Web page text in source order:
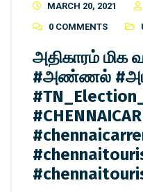
MARCH 20, 2021
0 COMMENTS
அதிகாரம் மிக
#அண்ணல்